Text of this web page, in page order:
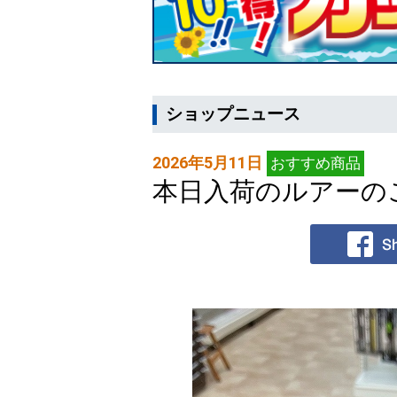
ショップニュース
2026年5月11日 おすすめ商品
本日入荷のルアーの